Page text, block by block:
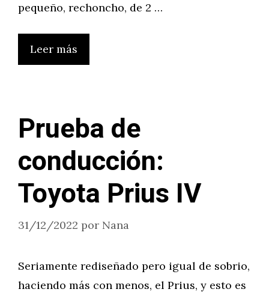
pequeño, rechoncho, de 2 …
Leer más
Prueba de
conducción:
Toyota Prius IV
31/12/2022 por Nana
Seriamente rediseñado pero igual de sobrio,
haciendo más con menos, el Prius, y esto es